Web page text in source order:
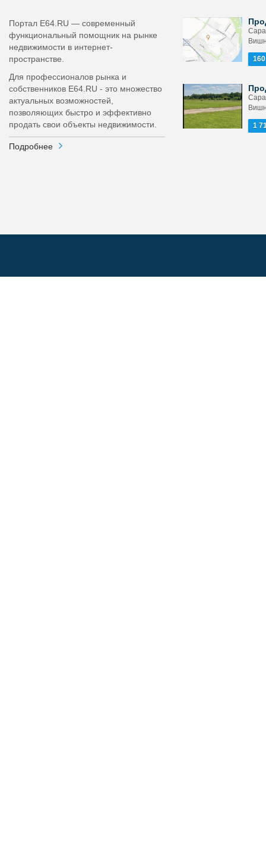
Портал E64.RU — современный
функциональный помощник на рынке
недвижимости в интернет-
пространстве.
Для профессионалов рынка и
собственников E64.RU - это множество
актуальных возможностей,
позволяющих быстро и эффективно
продать свои объекты недвижимости.
Подробнее
1